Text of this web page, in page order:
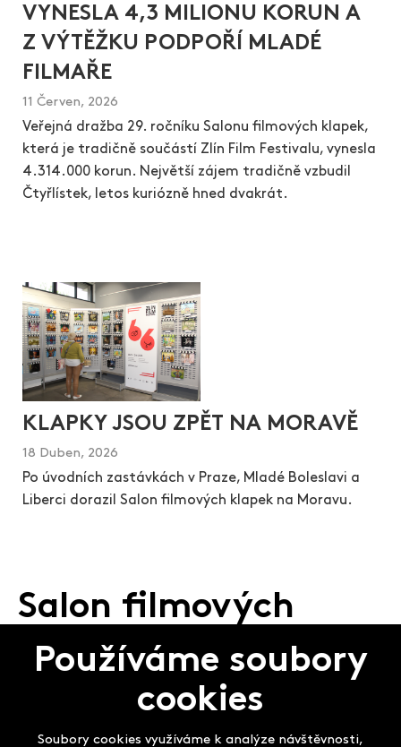
VYNESLA 4,3 MILIONU KORUN A
Z VÝTĚŽKU PODPOŘÍ MLADÉ
FILMAŘE
11 Červen, 2026
Veřejná dražba 29. ročníku Salonu filmových klapek,
která je tradičně součástí Zlín Film Festivalu, vynesla
4.314.000 korun. Největší zájem tradičně vzbudil
Čtyřlístek, letos kuriózně hned dvakrát.
KLAPKY JSOU ZPĚT NA MORAVĚ
18 Duben, 2026
Po úvodních zastávkách v Praze, Mladé Boleslavi a
Liberci dorazil Salon filmových klapek na Moravu.
Salon filmových
klapek
Používáme soubory
cookies
Soubory cookies využíváme k analýze návštěvnosti,